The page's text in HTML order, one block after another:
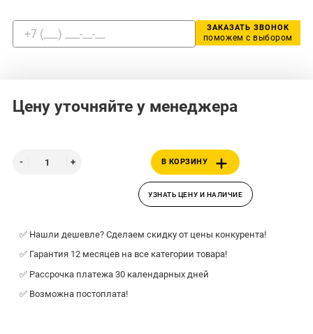
ЗАКАЗАТЬ ЗВОНОК
поможем с выбором
Цену уточняйте у менеджера
В КОРЗИНУ
УЗНАТЬ ЦЕНУ И НАЛИЧИЕ
✅ Нашли дешевле? Сделаем скидку от цены конкурента!
✅ Гарантия 12 месяцев на все категории товара!
✅ Рассрочка платежа 30 календарных дней
✅ Возможна постоплата!